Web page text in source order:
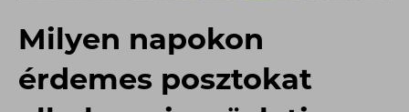
Milyen napokon
érdemes posztokat